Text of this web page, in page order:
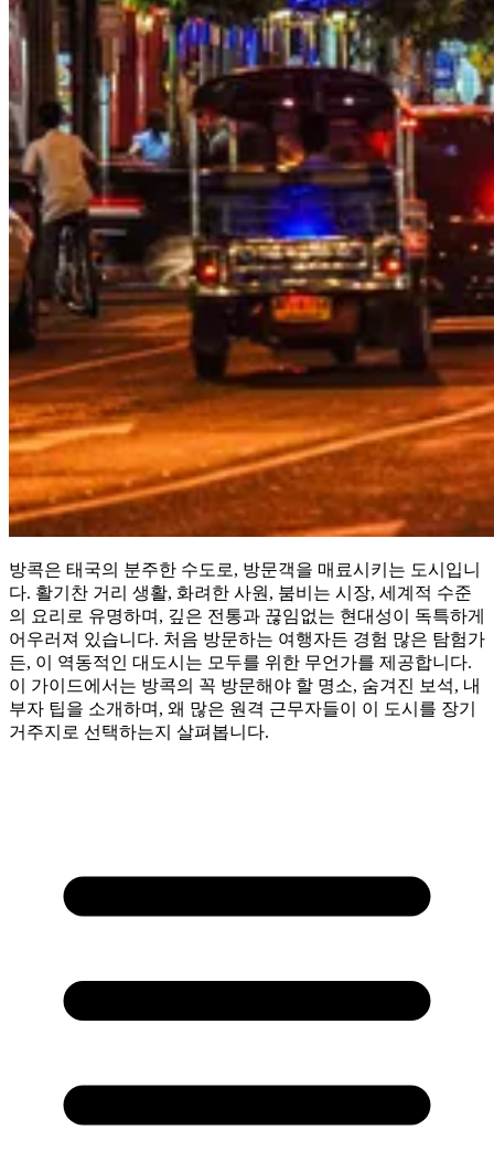
방콕은 태국의 분주한 수도로, 방문객을 매료시키는 도시입니
다. 활기찬 거리 생활, 화려한 사원, 붐비는 시장, 세계적 수준
의 요리로 유명하며, 깊은 전통과 끊임없는 현대성이 독특하게
어우러져 있습니다. 처음 방문하는 여행자든 경험 많은 탐험가
든, 이 역동적인 대도시는 모두를 위한 무언가를 제공합니다.
이 가이드에서는 방콕의 꼭 방문해야 할 명소, 숨겨진 보석, 내
부자 팁을 소개하며, 왜 많은 원격 근무자들이 이 도시를 장기
거주지로 선택하는지 살펴봅니다.